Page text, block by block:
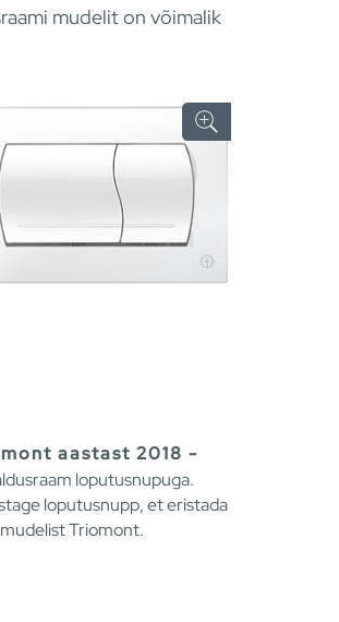
mudelit on võimalik
aastast 2018 -
loputusnupuga.
loputusnupp, et eristada
Triomont.